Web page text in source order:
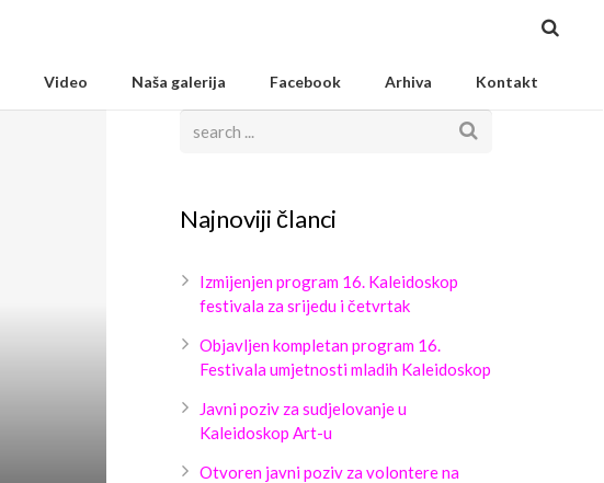
Video Naša galerija Facebook Arhiva Kontakt
Najnoviji članci
Izmijenjen program 16. Kaleidoskop
festivala za srijedu i četvrtak
Objavljen kompletan program 16.
Festivala umjetnosti mladih Kaleidoskop
Javni poziv za sudjelovanje u
Kaleidoskop Art-u
Otvoren javni poziv za volontere na